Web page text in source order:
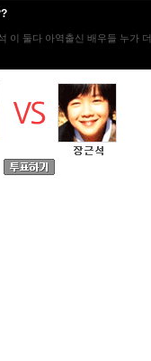
이 둘다 아역출신 배우들 누가 더